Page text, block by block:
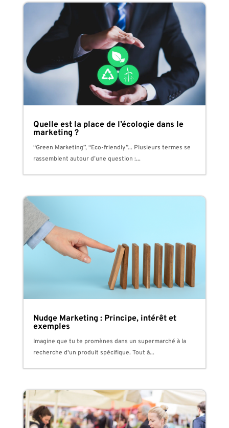
Quelle est la place de l’écologie dans le
marketing ?
“Green Marketing”, “Eco-friendly”... Plusieurs termes se
rassemblent autour d’une question :...
Nudge Marketing : Principe, intérêt et
exemples
Imagine que tu te promènes dans un supermarché à la
recherche d'un produit spécifique. Tout à...